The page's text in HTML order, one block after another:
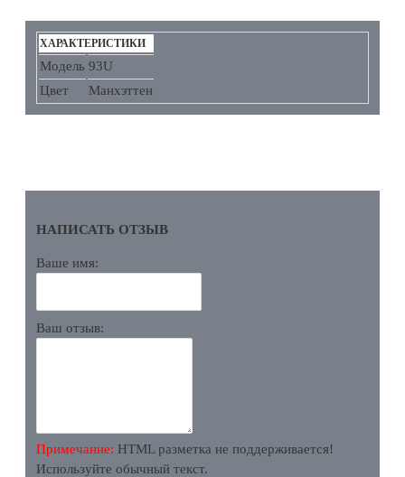
ХАРАКТЕРИСТИКИ
Модель 93U
Цвет
Манхэттен
НАПИСАТЬ ОТЗЫВ
Ваше имя:
Ваш отзыв:
Примечание: HTML разметка не поддерживается!
Используйте обычный текст.